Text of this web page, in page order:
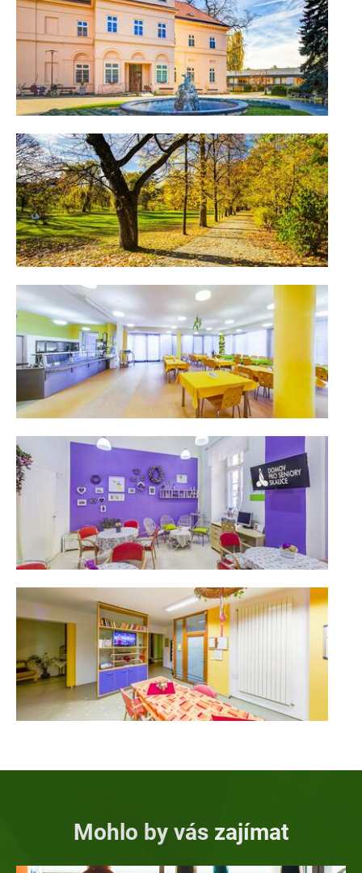
Mohlo by vás zajímat